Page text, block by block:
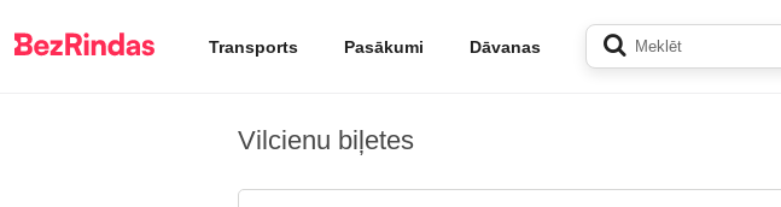
Transports Pasākumi Dāvanas
Vilcienu biļetes